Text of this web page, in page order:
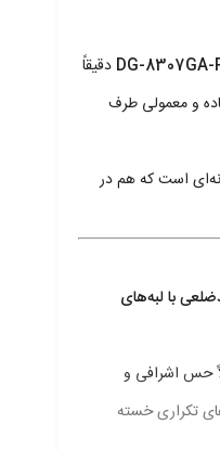
دقیقاً
و معمولی طرف
است که هم در
با لبه‌های
حس اشرافی و
تکراری خسته